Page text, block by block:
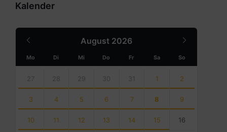
Kalender
August 2026
Month
Mo Di Mi Do Fr Sa So
calendar
days
27 28 29 30 31 1 2
3 4 5 6 7 8 9
10 11 12 13 14 15 16